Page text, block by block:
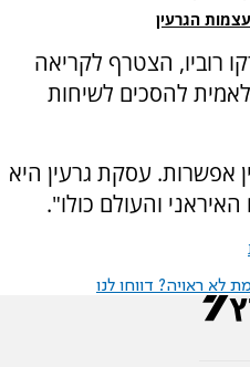
הגרעין
רוביו, הצטרף לקריאה
להסכים לשיחות
אפשרות. עסקת גרעין היא
והעולם כולו".
לא ראויה? דווחו לנו